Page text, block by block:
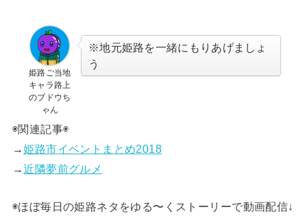
姫路ご当地
キャラ路上
のブドウち
ゃん
※地元姫路を一緒にもりあげましょ
う
◉関連記事◉
→姫路市イベントまとめ2018
→近隣夢前グルメ
◉ほぼ毎日の姫路ネタをゆる〜くストーリーで動画配信↓